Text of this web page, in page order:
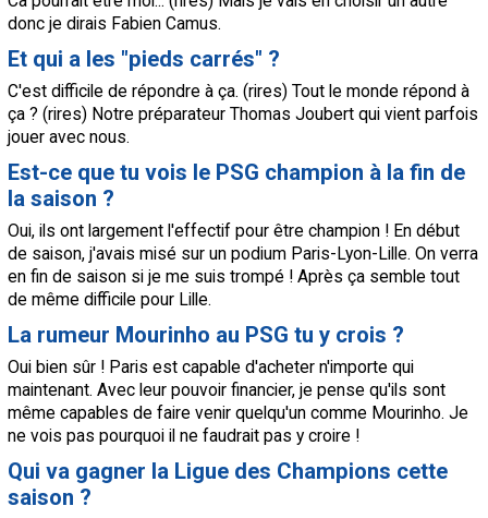
donc je dirais Fabien Camus.
Et qui a les "pieds carrés" ?
C'est difficile de répondre à ça. (rires) Tout le monde répond à
ça ? (rires) Notre préparateur Thomas Joubert qui vient parfois
jouer avec nous.
Est-ce que tu vois le PSG champion à la fin de
la saison ?
Oui, ils ont largement l'effectif pour être champion ! En début
de saison, j'avais misé sur un podium Paris- Lyon- Lille. On verra
en fin de saison si je me suis trompé ! Après ça semble tout
de même difficile pour Lille.
La rumeur Mourinho au PSG tu y crois ?
Oui bien sûr ! Paris est capable d'acheter n'importe qui
maintenant. Avec leur pouvoir financier, je pense qu'ils sont
même capables de faire venir quelqu'un comme Mourinho. Je
ne vois pas pourquoi il ne faudrait pas y croire !
Qui va gagner la Ligue des Champions cette
saison ?